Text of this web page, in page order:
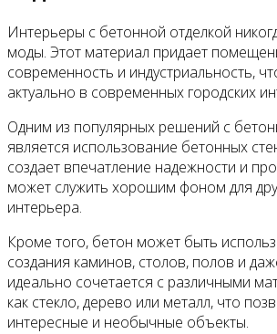
Интерьеры с бетонной отделкой
моды. Этот материал придает
современность и индустриальность,
актуально в современных городских
Одним из популярных решений с
является использование бетонных
создает впечатление надежности и
может служить хорошим фоном для
интерьера.
Кроме того, бетон может быть
создания каминов, столов, полов и
идеально сочетается с различными
как стекло, дерево или металл, что
интересные и необычные объекты.